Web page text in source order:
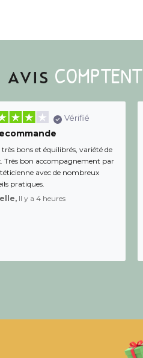
AVIS COMPTENT
Vérifié
très bons et équilibrés, variété de
Très bon accompagnement par
avec de nombreux
pratiques.
Il y a 4 heures